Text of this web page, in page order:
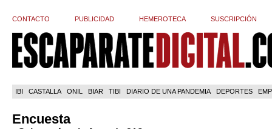
CONTACTO PUBLICIDAD HEMEROTECA SUSCRIPCIÓN
IBI CASTALLA ONIL BIAR TIBI DIARIO DE UNA PANDEMIA DEPORTES
Encuesta